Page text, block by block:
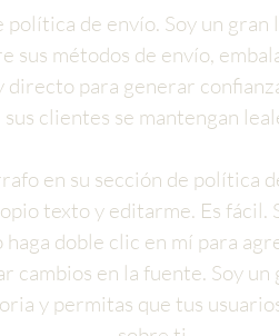
política de envío. Soy un
sus métodos de envío,
directo para generar
sus clientes se mantengan
en su sección de política
texto y editarme. Es fácil.
doble clic en mí para
cambios en la fuente. Soy un
y permitas que tus